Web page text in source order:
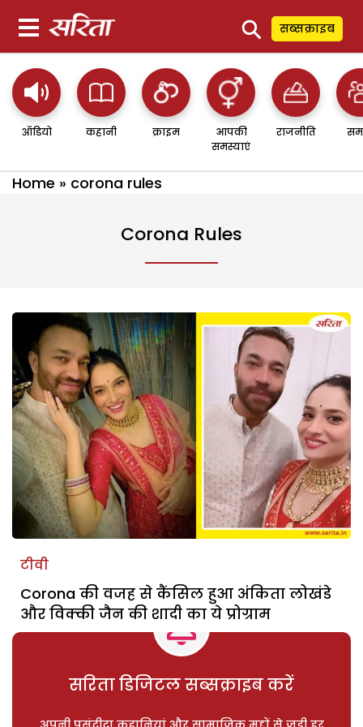
⚲ सब्सक्राइब
ऑडियो कहानी क्राइम
आपकी
समस्याएं
राजनीति
Home » corona rules
Corona Rules
टीवी
Corona की वजह से कैंसिल हुआ अंकिता लोखंडे
और विक्की जैन की शादी का ये प्रोग्राम
सरिता डिजिटल सब्सक्राइब करें